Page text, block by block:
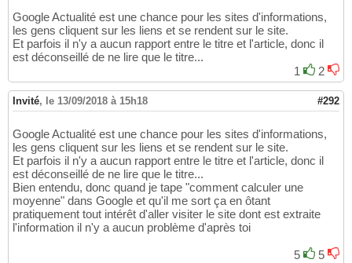
Google Actualité est une chance pour les sites d'informations,
les gens cliquent sur les liens et se rendent sur le site.
Et parfois il n'y a aucun rapport entre le titre et l'article, donc il
est déconseillé de ne lire que le titre...
1
2
Invité, le 13/09/2018 à 15h18 #292
Google Actualité est une chance pour les sites d'informations,
les gens cliquent sur les liens et se rendent sur le site.
Et parfois il n'y a aucun rapport entre le titre et l'article, donc il
est déconseillé de ne lire que le titre...
Bien entendu, donc quand je tape "comment calculer une
moyenne" dans Google et qu'il me sort ça en ôtant
pratiquement tout intérêt d'aller visiter le site dont est extraite
l'information il n'y a aucun problème d'après toi
5 5